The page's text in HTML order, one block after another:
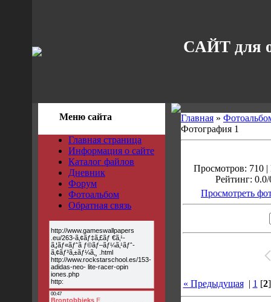
САЙТ для
Меню сайта
Главная страница
Информация о сайте
Каталог файлов
Дневник
Форум
Фотоальбом
Обратная связь
Главная »
Фотография 1
Просмотров: 710
Рейтинг:
Просмотреть
« Предыдущая| 1 [2